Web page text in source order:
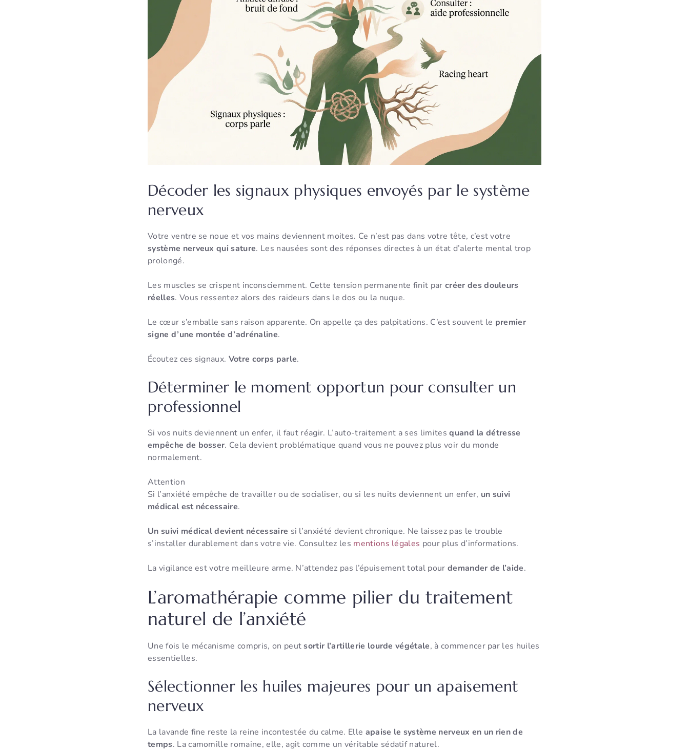
Décoder les signaux physiques envoyés par le système
nerveux
Votre ventre se noue et vos mains deviennent moites. Ce n’est pas dans votre tête, c’est votre
système nerveux qui sature. Les nausées sont des réponses directes à un état d’alerte mental trop
prolongé.
Les muscles se crispent inconsciemment. Cette tension permanente finit par créer des douleurs
réelles. Vous ressentez alors des raideurs dans le dos ou la nuque.
Le cœur s’emballe sans raison apparente. On appelle ça des palpitations. C’est souvent le premier
signe d’une montée d’adrénaline.
Écoutez ces signaux. Votre corps parle.
Déterminer le moment opportun pour consulter un
professionnel
Si vos nuits deviennent un enfer, il faut réagir. L’auto-traitement a ses limitesquand la détresse
empêche de bosser. Cela devient problématique quand vous ne pouvez plus voir du monde
normalement.
Attention
Si l’anxiété empêche de travailler ou de socialiser, ou si les nuits deviennent un enfer, un suivi
médical est nécessaire.
Un suivi médical devient nécessaire si l’anxiété devient chronique. Ne laissez pas le trouble
s’installer durablement dans votre vie. Consultez les mentions légales pour plus d’informations.
La vigilance est votre meilleure arme. N’attendez pas l’épuisement total pour demander de l’aide.
L’aromathérapie comme pilier du traitement
naturel de l’anxiété
Une fois le mécanisme compris, on peutsortir l’artillerie lourde végétale, à commencer par les huiles
essentielles.
Sélectionner les huiles majeures pour un apaisement
nerveux
La lavande fine reste la reine incontestée du calme. Elle apaise le système nerveux en un rien de
temps. La camomille romaine, elle, agit comme un véritable sédatif naturel.